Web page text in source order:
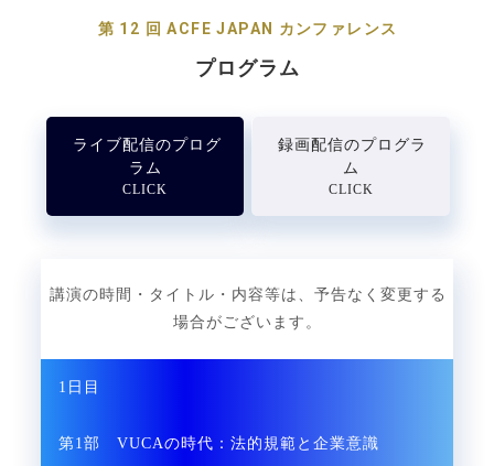
第 12 回 ACFE JAPAN カンファレンス
プログラム
ライブ配信のプログ
ラム
CLICK
録画配信のプログラ
ム
CLICK
講演の時間・タイトル・内容等は、予告なく変更する
場合がございます。
1日目
第1部 VUCAの時代：法的規範と企業意識